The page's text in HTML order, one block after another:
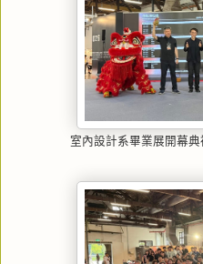
室內設計系畢業展開幕